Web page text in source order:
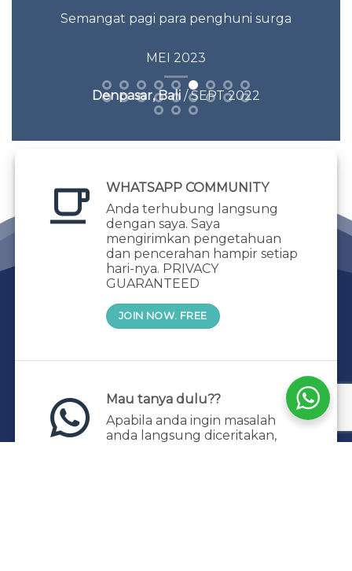
Semangat pagi para penghuni surga
MEI 2023
Denpasar, Bali/ SEPT 2022
WHATSAPP COMMUNITY
Anda terhubung langsung
dengan saya. Saya
mengirimkan pengetahuan
dan pencerahan hampir setiap
hari-nya. PRIVACY
GUARANTEED
JOIN NOW. FREE
Mau tanya dulu??
Apabila anda ingin masalah
anda langsung diceritakan,